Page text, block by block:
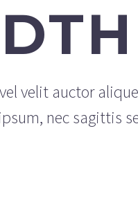
velit auctor
nec sagittis